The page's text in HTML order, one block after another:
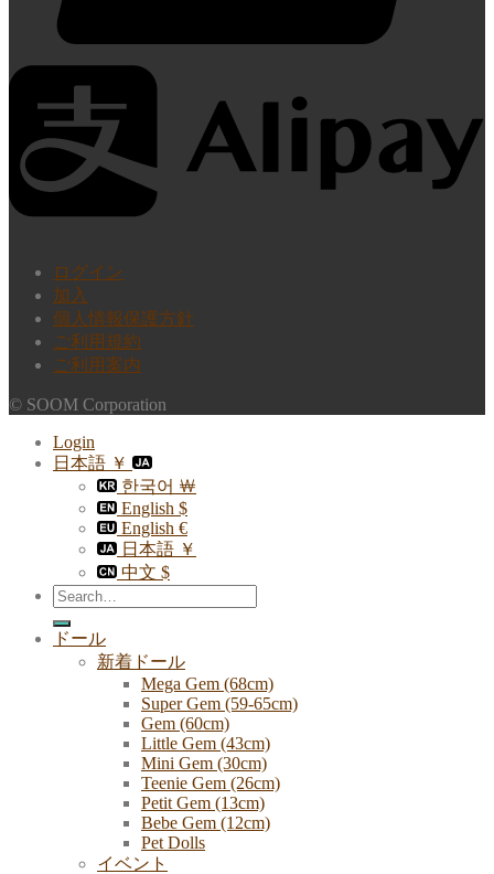
ログイン
加入
個人情報保護方針
ご利用規約
ご利用案内
© SOOM Corporation
Login
日本語 ￥
한국어 ￦
English $
English €
日本語 ￥
中文 $
Search
for:
ドール
新着ドール
Mega Gem (68cm)
Super Gem (59-65cm)
Gem (60cm)
Little Gem (43cm)
Mini Gem (30cm)
Teenie Gem (26cm)
Petit Gem (13cm)
Bebe Gem (12cm)
Pet Dolls
イベント